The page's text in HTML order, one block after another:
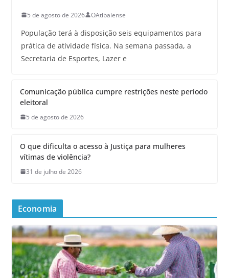
5 de agosto de 2026 OAtibaiense
População terá à disposição seis equipamentos para
prática de atividade física. Na semana passada, a
Secretaria de Esportes, Lazer e
Comunicação pública cumpre restrições neste período
eleitoral
5 de agosto de 2026
O que dificulta o acesso à Justiça para mulheres
vítimas de violência?
31 de julho de 2026
Economia